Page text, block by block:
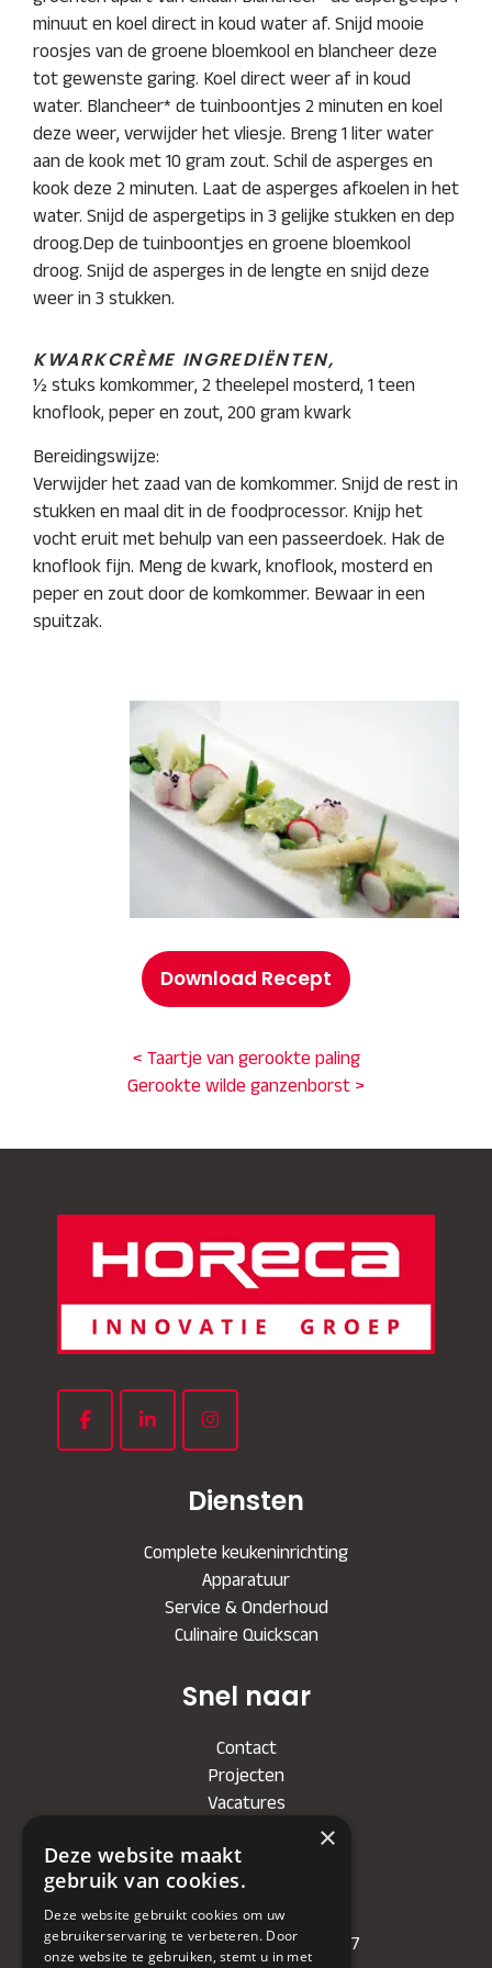
minuut en koel direct in koud water af. Snijd mooie
roosjes van de groene bloemkool en blancheer deze
tot gewenste garing. Koel direct weer af in koud
water. Blancheer* de tuinboontjes 2 minuten en koel
deze weer, verwijder het vliesje. Breng 1 liter water
aan de kook met 10 gram zout. Schil de asperges en
kook deze 2 minuten. Laat de asperges afkoelen in het
water. Snijd de aspergetips in 3 gelijke stukken en dep
droog.Dep de tuinboontjes en groene bloemkool
droog. Snijd de asperges in de lengte en snijd deze
weer in 3 stukken.
KWARKCRÈME INGREDIËNTEN,
½ stuks komkommer, 2 theelepel mosterd, 1 teen
knoflook, peper en zout, 200 gram kwark
Bereidingswijze:
Verwijder het zaad van de komkommer. Snijd de rest in
stukken en maal dit in de foodprocessor. Knijp het
vocht eruit met behulp van een passeerdoek. Hak de
knoflook fijn. Meng de kwark, knoflook, mosterd en
peper en zout door de komkommer. Bewaar in een
spuitzak.
Download Recept
< Taartje van gerookte paling
Gerookte wilde ganzenborst >
Diensten
Complete keukeninrichting
Apparatuur
Service & Onderhoud
Culinaire Quickscan
Snel naar
Contact
Projecten
Vacatures
Bedrijf
KVK: 71479090
IBAN : NL81RABO0349089957
×
Deze website maakt
gebruik van cookies.
Deze website gebruikt cookies om uw
gebruikerservaring te verbeteren. Door
onze website te gebruiken, stemt u in met